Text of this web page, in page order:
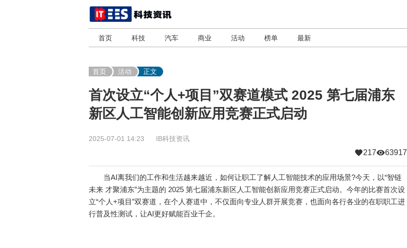
首页 科技 汽车 商业 活动 榜单 最新
首页 活动 正文
首次设立“个人+项目”双赛道模式 2025 第七届浦东
新区人工智能创新应用竞赛正式启动
2025-07-01 14:23 IB科技资讯
217 63917
当AI离我们的工作和生活越来越近，如何让职工了解人工智能技术的应用场景?今天，以“智链
未来 才聚浦东”为主题的 2025 第七届浦东新区人工智能创新应用竞赛正式启动。今年的比赛首次设
立“个人+项目”双赛道，在个人赛道中，不仅面向专业人群开展竞赛，也面向各行各业的在职职工进
行普及性测试，让AI更好赋能百业千企。